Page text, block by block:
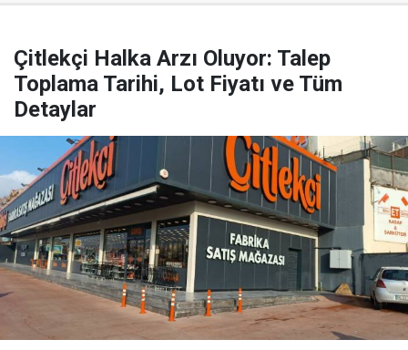
Çitlekçi Halka Arzı Oluyor: Talep
Toplama Tarihi, Lot Fiyatı ve Tüm
Detaylar